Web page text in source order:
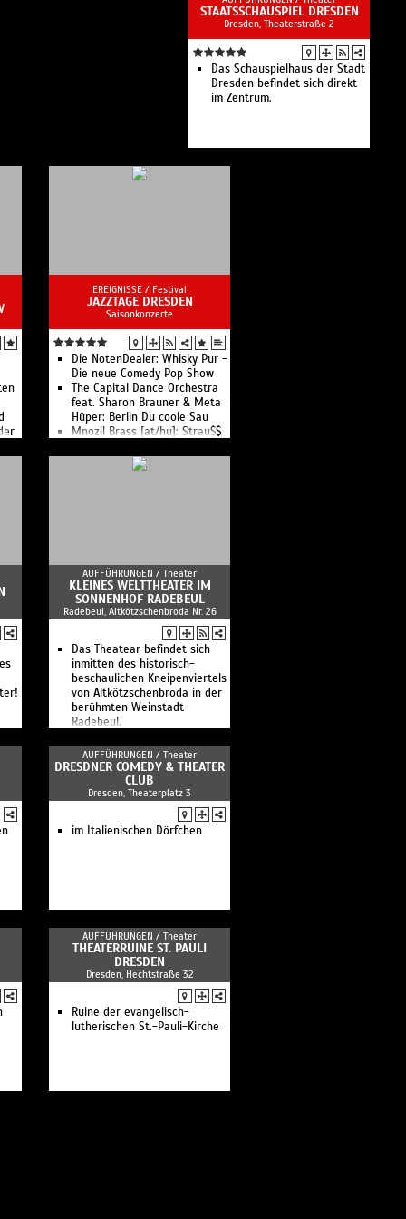
STAATSSCHAUSPIEL DRESDEN
Dresden, Theaterstraße 2
Das Schauspielhaus der Stadt
Dresden befindet sich direkt
im Zentrum.
EREIGNISSE / Festival
JAZZTAGE DRESDEN
Saisonkonzerte
Die NotenDealer: Whisky Pur -
Die neue Comedy Pop Show
The Capital Dance Orchestra
feat. Sharon Brauner & Meta
Hüper: Berlin Du coole Sau
Mnozil Brass [at/hu]: Strau$$
AUFFÜHRUNGEN / Theater
KLEINES WELTTHEATER IM
SONNENHOF RADEBEUL
Radebeul, Altkötzschenbroda Nr. 26
Das Theatear befindet sich
inmitten des historisch-
beschaulichen Kneipenviertels
von Altkötzschenbroda in der
berühmten Weinstadt
Radebeul.
AUFFÜHRUNGEN / Theater
DRESDNER COMEDY & THEATER
CLUB
Dresden, Theaterplatz 3
im Italienischen Dörfchen
AUFFÜHRUNGEN / Theater
THEATERRUINE ST. PAULI
DRESDEN
Dresden, Hechtstraße 32
Ruine der evangelisch-
lutherischen St.-Pauli-Kirche